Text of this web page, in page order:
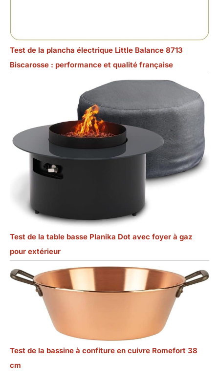
Test de la plancha électrique Little Balance 8713
Biscarosse : performance et qualité française
Test de la table basse Planika Dot avec foyer à gaz
pour extérieur
Test de la bassine à confiture en cuivre Romefort 38
cm